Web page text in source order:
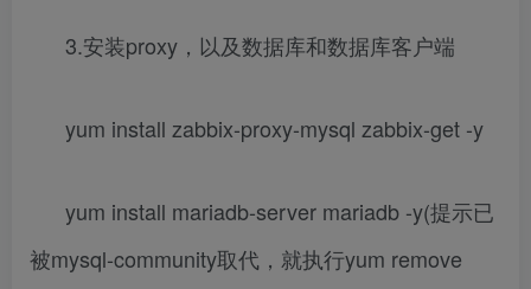
3.安装proxy，以及数据库和数据库客户端
yum install zabbix-proxy-mysql zabbix-get -y
yum install mariadb-server mariadb -y(提示已
被mysql-community取代，就执行yum remove